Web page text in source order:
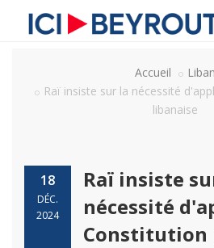
Accueil
Liban
Raï insiste sur la nécessité
libanaise
18
DÉC.
2024
Raï insiste
nécessité
Constitution